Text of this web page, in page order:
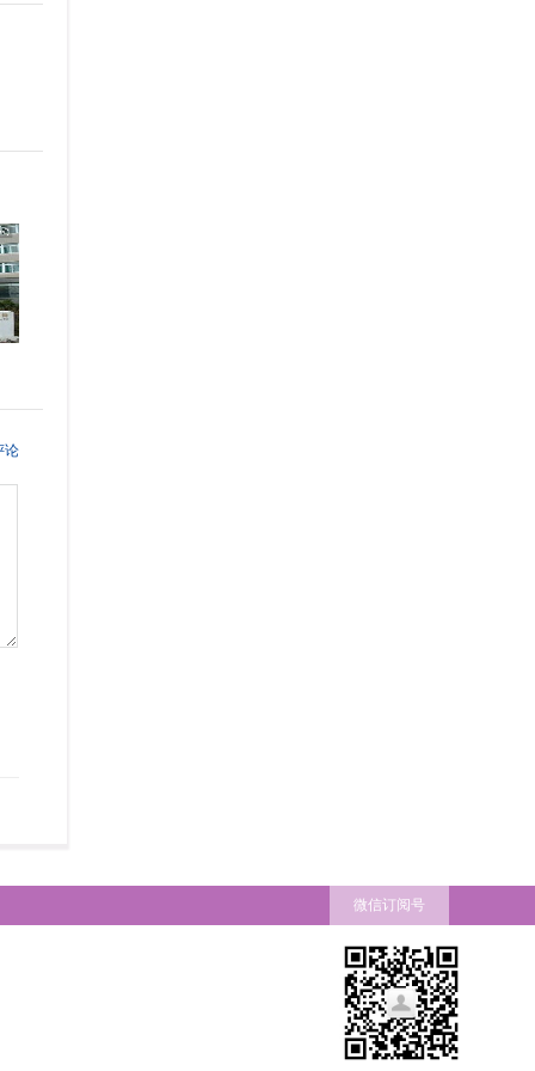
微信订阅号